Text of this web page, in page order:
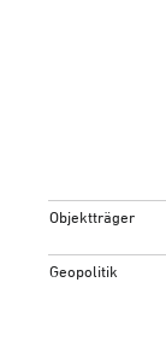
Objektträger
Geopolitik